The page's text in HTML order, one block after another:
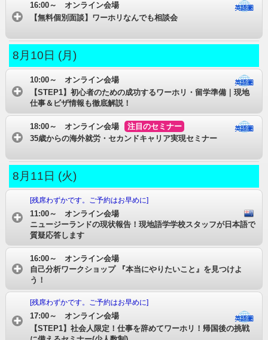
16:00～ オンライン会場
【無料個別面談】ワーホリなんでも相談会
8月10日 (月)
10:00～ オンライン会場
【STEP1】初心者のための成功するワーホリ・留学準備｜現地
仕事＆ビザ情報も徹底解説！
18:00～ オンライン会場
注目のセミナー
35歳からの海外就労・セカンドキャリア実現セミナー
8月11日 (火)
[残席わずかです。ご予約はお早めに]
11:00～ オンライン会場
ニュージーランドの現状報告！現地語学学校スタッフが日本語で
質疑応答します
16:00～ オンライン会場
自己分析ワークショップ 『本当にやりたいこと』を見つけよ
う！
[残席わずかです。ご予約はお早めに]
17:00～ オンライン会場
【STEP1】社会人限定！仕事を辞めてワーホリ！帰国後の挑戦